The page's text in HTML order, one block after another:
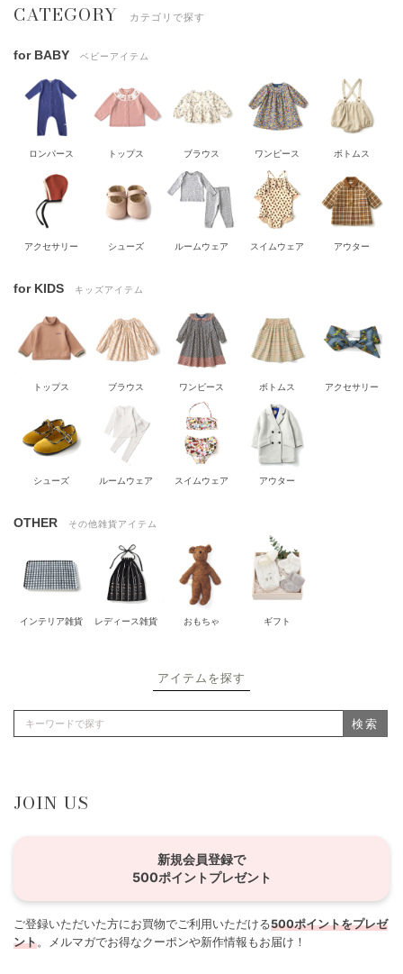
CATEGORY カテゴリで探す
for BABY ベビーアイテム
ロンパース トップス ブラウス ワンピース ボトムス
アクセサリー シューズ ルームウェア スイムウェア アウター
for KIDS キッズアイテム
トップス ブラウス ワンピース ボトムス アクセサリー
シューズ ルームウェア スイムウェア アウター
OTHER その他雑貨アイテム
インテリア雑貨 レディース雑貨 おもちゃ ギフト
アイテムを探す
検索
JOIN US
新規会員登録で
500ポイントプレゼント
ご登録いただいた方にお買物でご利用いただける500ポイントをプレゼ
ント。メルマガでお得なクーポンや新作情報もお届け！